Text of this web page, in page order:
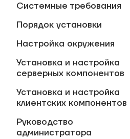
Системные требования
Порядок установки
Настройка окружения
Установка и настройка
серверных компонентов
Установка и настройка
клиентских компонентов
Руководство
администратора